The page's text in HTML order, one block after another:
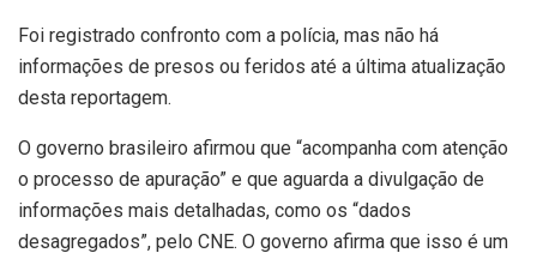
Foi registrado confronto com a polícia, mas não há
informações de presos ou feridos até a última atualização
desta reportagem.
O governo brasileiro afirmou que “acompanha com atenção
o processo de apuração” e que aguarda a divulgação de
informações mais detalhadas, como os “dados
desagregados”, pelo CNE. O governo afirma que isso é um